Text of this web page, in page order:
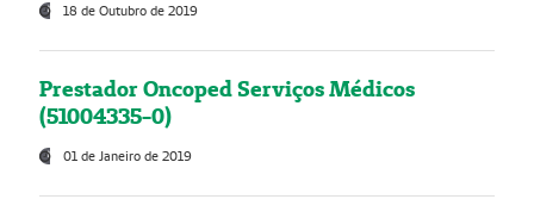
18 de Outubro de 2019
Prestador Oncoped Serviços Médicos
(51004335-0)
01 de Janeiro de 2019